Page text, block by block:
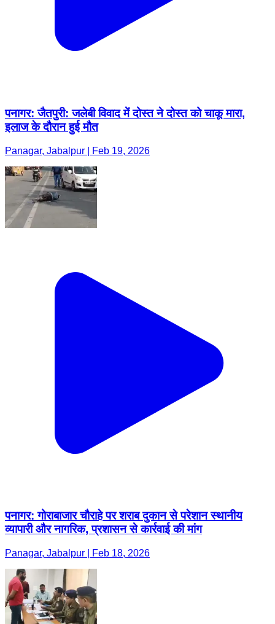
पनागर: जैतपुरी: जलेबी विवाद में दोस्त ने दोस्त को चाकू मारा,
इलाज के दौरान हुई मौत
Panagar, Jabalpur | Feb 19, 2026
पनागर: गोराबाजार चौराहे पर शराब दुकान से परेशान स्थानीय
व्यापारी और नागरिक, प्रशासन से कार्रवाई की मांग
Panagar, Jabalpur | Feb 18, 2026